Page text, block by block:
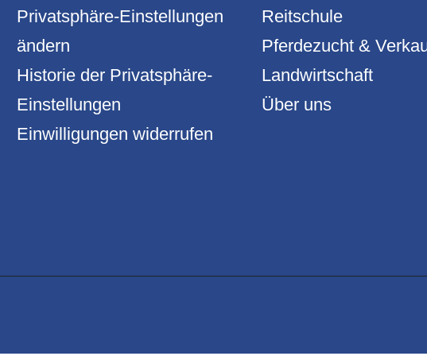
Privatsphäre-Einstellungen
ändern
Historie der Privatsphäre-
Einstellungen
Einwilligungen widerrufen
Reitschule
Pferdezucht &
Landwirtschaft
Über uns